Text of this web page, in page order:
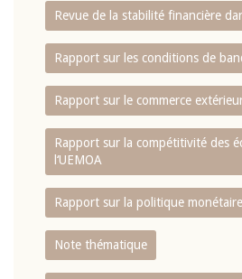
Revue de la stabilité financière
Rapport sur les conditions de
Rapport sur le commerce
Rapport sur la compétitivité des
l‘UEMOA
Rapport sur la politique monétaire
Note thématique